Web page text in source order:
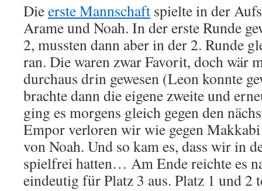
Dieerste Mannschaft spielte in der
Arame und Noah. In der erste Runde
2, mussten dann aber in der 2. Runde
ran. Die waren zwar Favorit, doch wär
durchaus drin gewesen (Leon konnte
brachte dann die eigene zweite und
ging es morgens gleich gegen den
Empor verloren wir wie gegen
von Noah. Und so kam es, dass wir in
spielfrei hatten… Am Ende reichte es
eindeutig für Platz 3 aus. Platz 1 und 2